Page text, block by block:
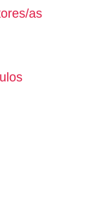
as